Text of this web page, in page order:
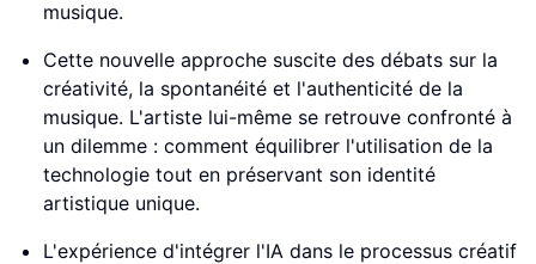
musique.
Cette nouvelle approche suscite des débats sur la
créativité, la spontanéité et l'authenticité de la
musique. L'artiste lui-même se retrouve confronté à
un dilemme : comment équilibrer l'utilisation de la
technologie tout en préservant son identité
artistique unique.
L'expérience d'intégrer l'IA dans le processus créatif